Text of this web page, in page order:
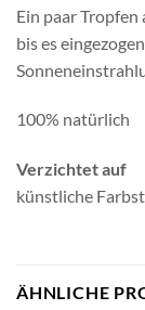
Ein paar Tropfen
bis es
100% natürlich
Verzichtet auf
künstliche
ÄHNLICHE